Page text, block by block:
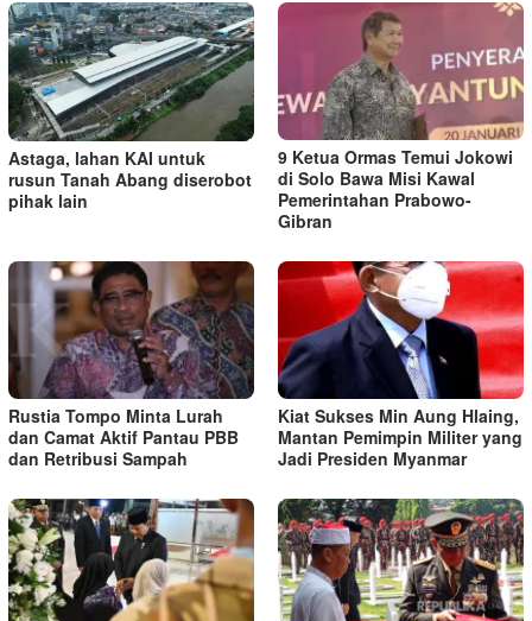
Astaga, lahan KAI untuk
rusun Tanah Abang diserobot
pihak lain
9 Ketua Ormas Temui Jokowi
di Solo Bawa Misi Kawal
Pemerintahan Prabowo-
Gibran
Rustia Tompo Minta Lurah
dan Camat Aktif Pantau PBB
dan Retribusi Sampah
Kiat Sukses Min Aung Hlaing,
Mantan Pemimpin Militer yang
Jadi Presiden Myanmar